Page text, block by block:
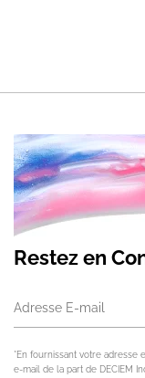
Restez en
Adresse E-mail
*En fournissant votre adresse
e-mail de la part de DECIEM